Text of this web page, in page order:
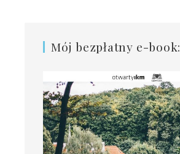
Mój bezpłatny e-book: